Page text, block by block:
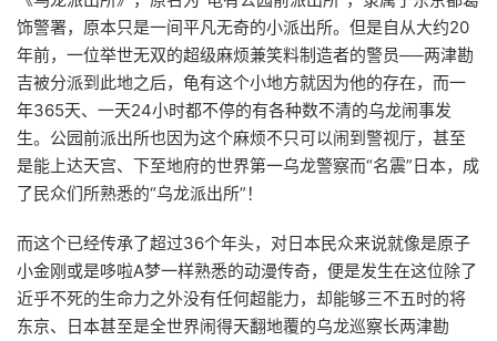
饰警署，原本只是一间平凡无奇的小派出所。但是自从大约20
年前，一位举世无双的超级麻烦兼笑料制造者的警员──两津勘
吉被分派到此地之后，龟有这个小地方就因为他的存在，而一
年365天、一天24小时都不停的有各种数不清的乌龙闹事发
生。公园前派出所也因为这个麻烦不只可以闹到警视厅，甚至
是能上达天宫、下至地府的世界第一乌龙警察而“名震”日本，成
了民众们所熟悉的“乌龙派出所”！
而这个已经传承了超过36个年头，对日本民众来说就像是原子
小金刚或是哆啦A梦一样熟悉的动漫传奇，便是发生在这位除了
近乎不死的生命力之外没有任何超能力，却能够三不五时的将
东京、日本甚至是全世界闹得天翻地覆的乌龙巡察长两津勘